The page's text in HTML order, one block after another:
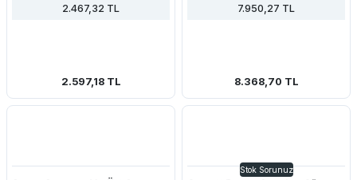
2.467,32 TL
2.597,18 TL
7.950,27 TL
8.368,70 TL
Stok Sorunuz